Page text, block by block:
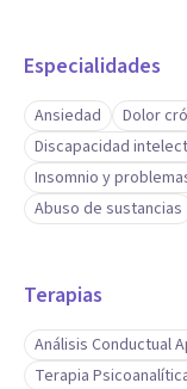
Especialidades
Ansiedad Dolor
Discapacidad
Insomnio y
Abuso de sustancias
Terapias
Análisis Conductual
Terapia